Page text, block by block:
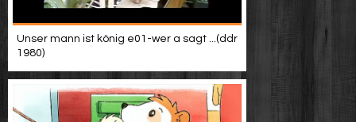
Unser mann ist könig e01-wer a sagt ...(ddr
1980)